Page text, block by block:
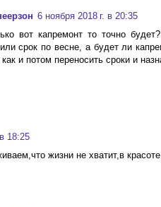
6 ноября 2018 г. в 20:35
вот капремонт то точно
срок по весне, а будет ли
и потом переносить сроки и
18:25
жизни не хватит,в